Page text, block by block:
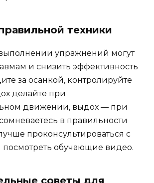
техники
упражнений могут
и снизить эффективность
за осанкой, контролируйте
делайте при
движении, выдох — при
в правильности
проконсультироваться с
обучающие видео.
советы для